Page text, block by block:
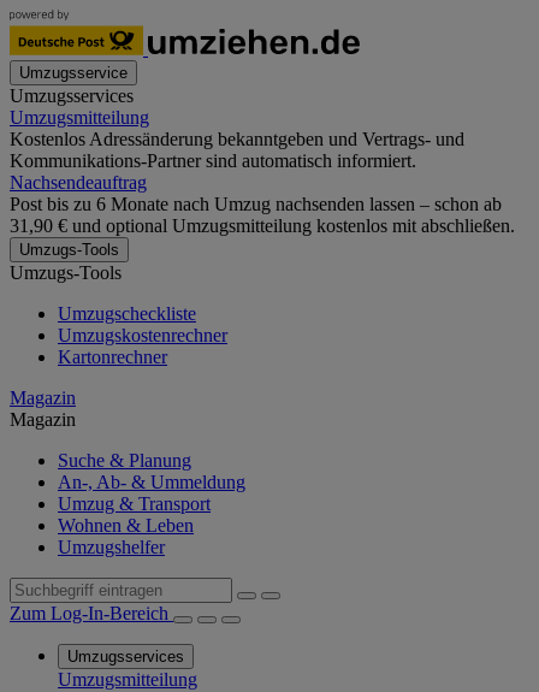
Umzugsservice
Umzugsservices
Umzugsmitteilung
Kostenlos Adressänderung bekanntgeben und Vertrags- und
Kommunikations-Partner sind automatisch informiert.
Nachsendeauftrag
Post bis zu 6 Monate nach Umzug nachsenden lassen – schon ab
31,90 € und optional Umzugsmitteilung kostenlos mit abschließen.
Umzugs-Tools
Umzugs-Tools
Umzugscheckliste
Umzugskostenrechner
Kartonrechner
Magazin
Magazin
Suche & Planung
An-, Ab- & Ummeldung
Umzug & Transport
Wohnen & Leben
Umzugshelfer
Zum Log-In-Bereich
Umzugsservices
Umzugsmitteilung